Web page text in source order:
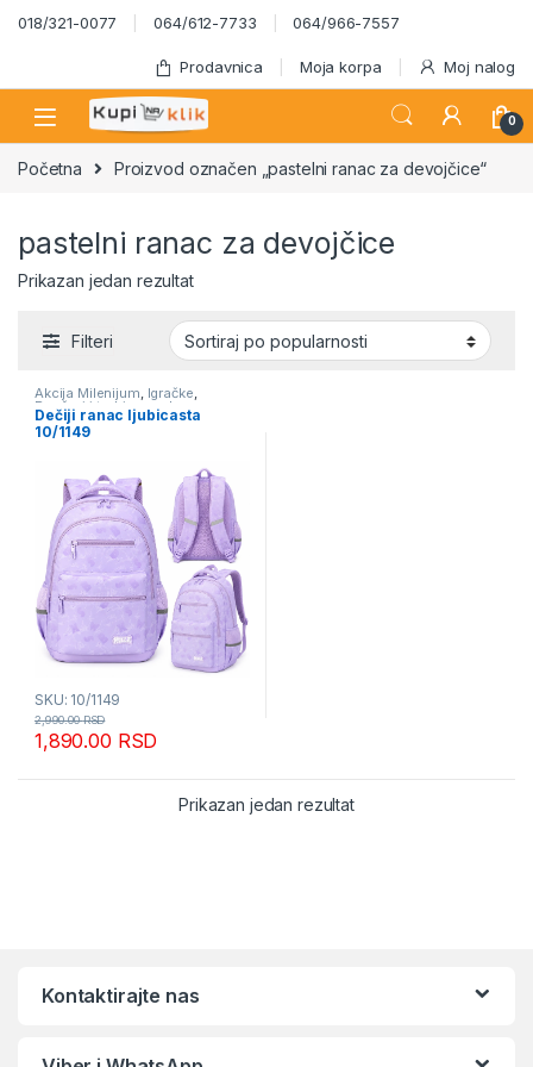
Skip to navigation
Skip to content
018/321-0077 064/612-7733 064/966-7557
Prodavnica Moja korpa Moj nalog
0
Početna Proizvod označen „pastelni ranac za devojčice“
pastelni ranac za devojčice
Prikazan jedan rezultat
Filteri
Akcija Milenijum, Igračke,
Rančevi i torbice za decu
Školski program
Dečiji ranac ljubicasta
10/1149
SKU: 10/1149
1,890.00 RSD
2,990.00RSD
Prikazan jedan rezultat
Kontaktirajte nas